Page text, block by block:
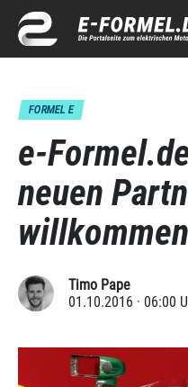
FORMEL E
e-
neuen
willkommen
Timo Pape
01.10.2016 · 06:00